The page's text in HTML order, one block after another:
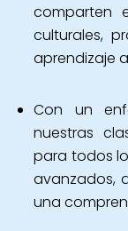
comparten
culturales,
aprendizaje
Con un
nuestras
para todos
avanzados,
una